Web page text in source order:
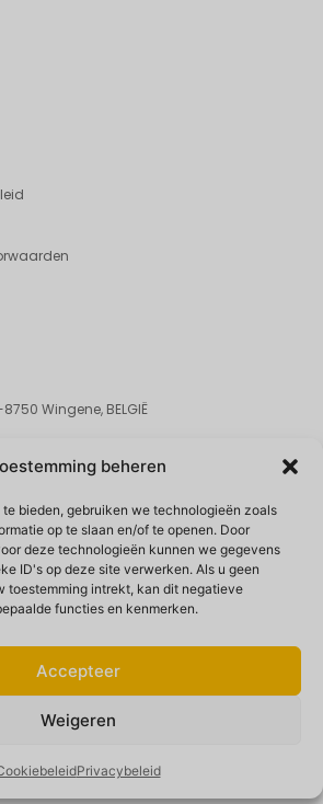
beheren
bieden, gebruiken we technologieën zoals
op te slaan en/of te openen. Door
deze technologieën kunnen we gegevens
ID's op deze site verwerken. Als u geen
toestemming intrekt, kan dit negatieve
functies en kenmerken.
Accepteer
Weigeren
Privacybeleid
Wingene, BELGIË
laatste nieuws en speciale
ontvangen!